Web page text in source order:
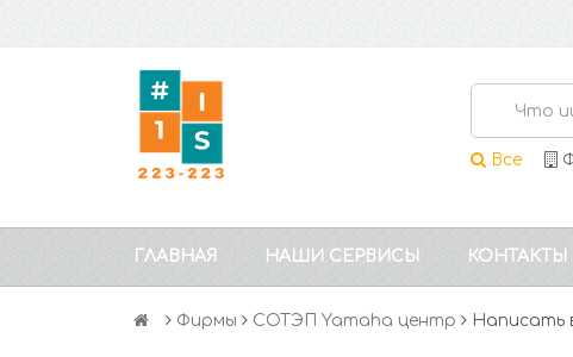
Все
ГЛАВНАЯ НАШИ СЕРВИСЫ КОНТАКТЫ
Фирмы СОТЭП Yamaha центр Написать